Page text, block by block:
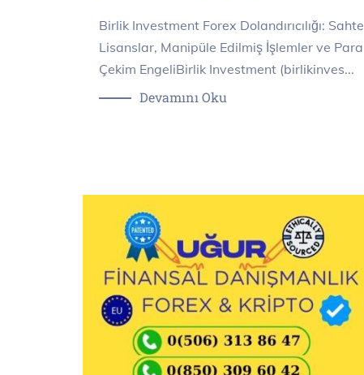
Birlik Investment Forex Dolandırıcılığı: Sahte
Lisanslar, Manipüle Edilmiş İşlemler ve Para
Çekim EngeliBirlik Investment (birlikinves...
Devamını Oku